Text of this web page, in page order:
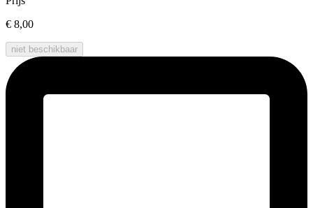
€ 8,00
niet beschikbaar